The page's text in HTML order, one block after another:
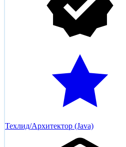
Техлид/Архитектор (Java)